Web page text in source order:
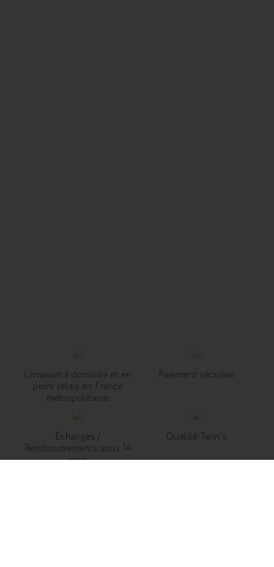
Livraison à domicile et en
point relais en France
métropolitaine
Paiement sécurisé
Échanges /
Remboursements sous 14
jours
Qualité Tann's